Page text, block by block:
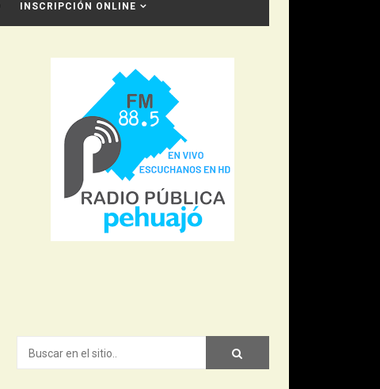
INSCRIPCIÓN ONLINE